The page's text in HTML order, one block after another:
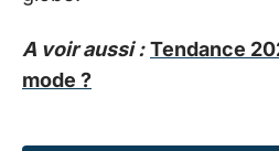
A voir aussi : Tendance
mode ?